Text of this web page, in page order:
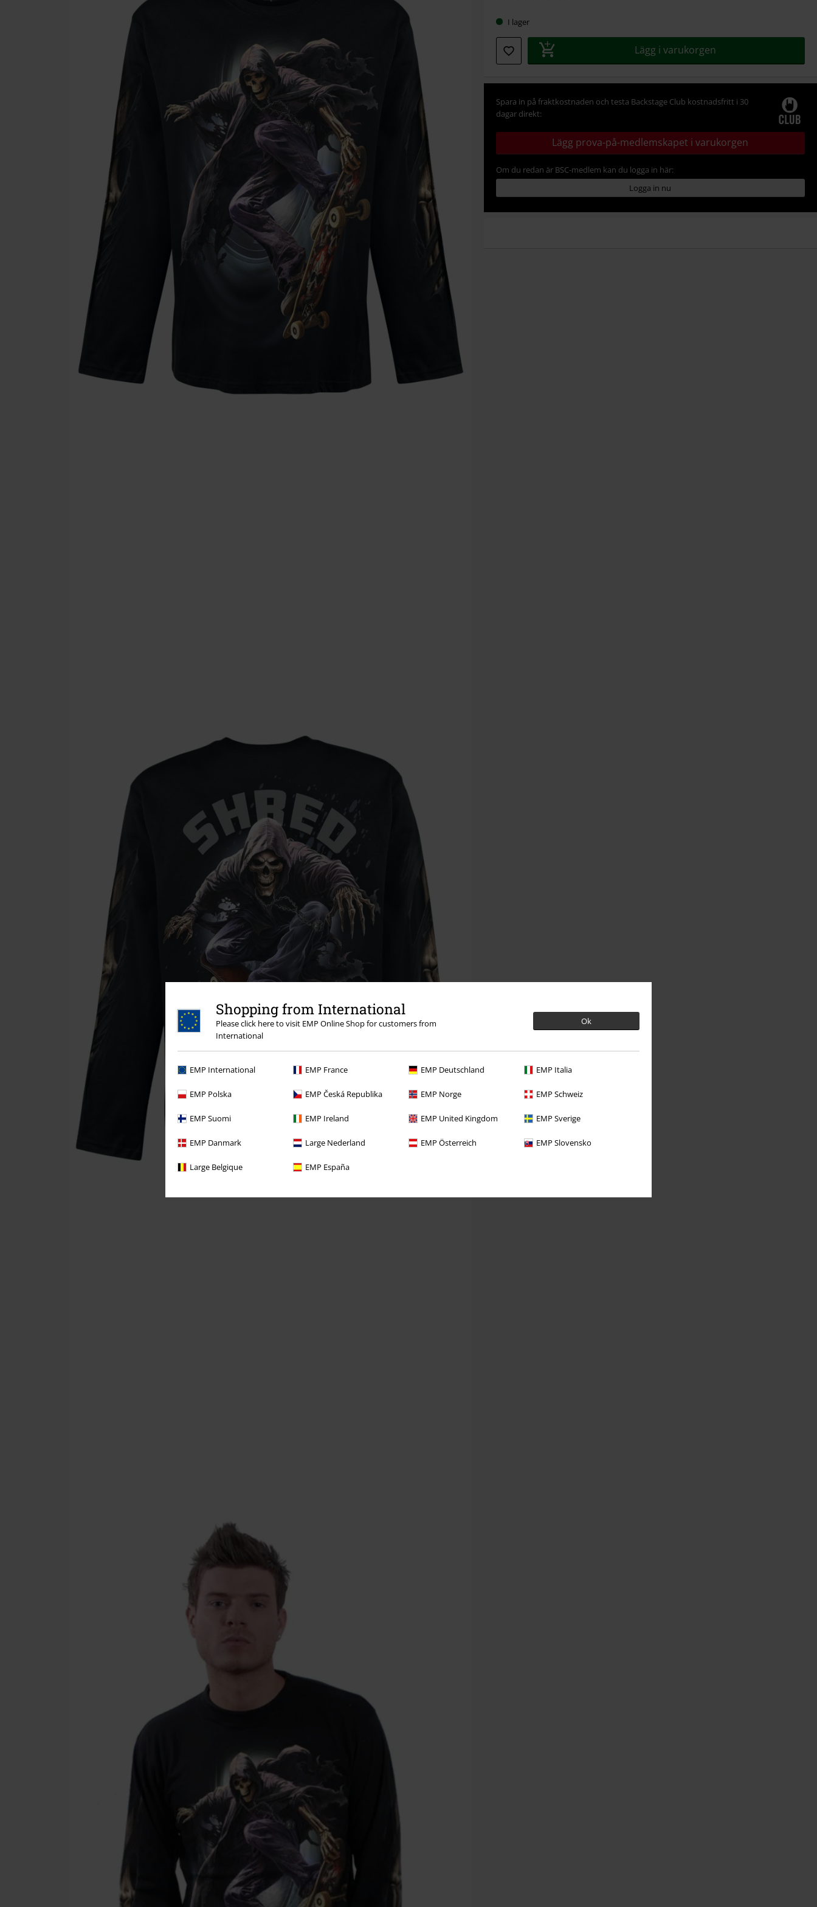
Shopping from International
Please click here to visit EMP Online Shop for customers from
International
Ok
EMP International EMP France EMP Deutschland EMP Italia
EMP Polska EMP Česká Republika EMP Norge EMP Schweiz
EMP Suomi EMP Ireland EMP United Kingdom EMP Sverige
EMP Danmark Large Nederland EMP Österreich EMP Slovensko
Large Belgique EMP España
I lager
Lägg i varukorgen
Spara in på fraktkostnaden och testa Backstage Club kostnadsfritt i 30
dagar direkt:
Lägg prova-på-medlemskapet i varukorgen
Om du redan är BSC-medlem kan du logga in här:
Logga in nu